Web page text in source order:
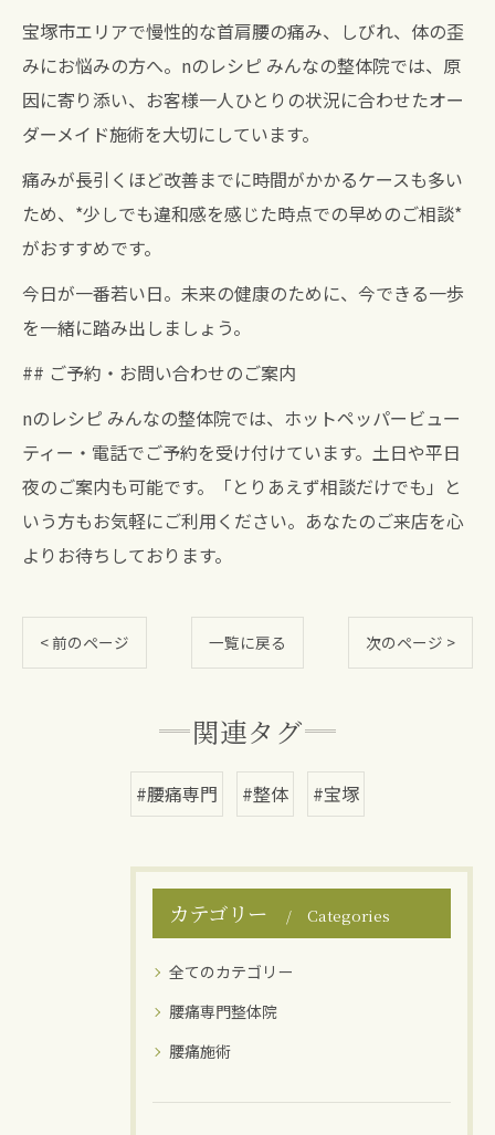
宝塚市エリアで慢性的な首肩腰の痛み、しびれ、体の歪
みにお悩みの方へ。nのレシピ みんなの整体院では、原
因に寄り添い、お客様一人ひとりの状況に合わせたオー
ダーメイド施術を大切にしています。
痛みが長引くほど改善までに時間がかかるケースも多い
ため、*少しでも違和感を感じた時点での早めのご相談*
がおすすめです。
今日が一番若い日。未来の健康のために、今できる一歩
を一緒に踏み出しましょう。
## ご予約・お問い合わせのご案内
nのレシピ みんなの整体院では、ホットペッパービュー
ティー・電話でご予約を受け付けています。土日や平日
夜のご案内も可能です。「とりあえず相談だけでも」と
いう方もお気軽にご利用ください。あなたのご来店を心
よりお待ちしております。
< 前のページ 一覧に戻る 次のページ >
関連タグ
#腰痛専門 #整体 #宝塚
カテゴリー Categories
全てのカテゴリー
腰痛専門整体院
腰痛施術